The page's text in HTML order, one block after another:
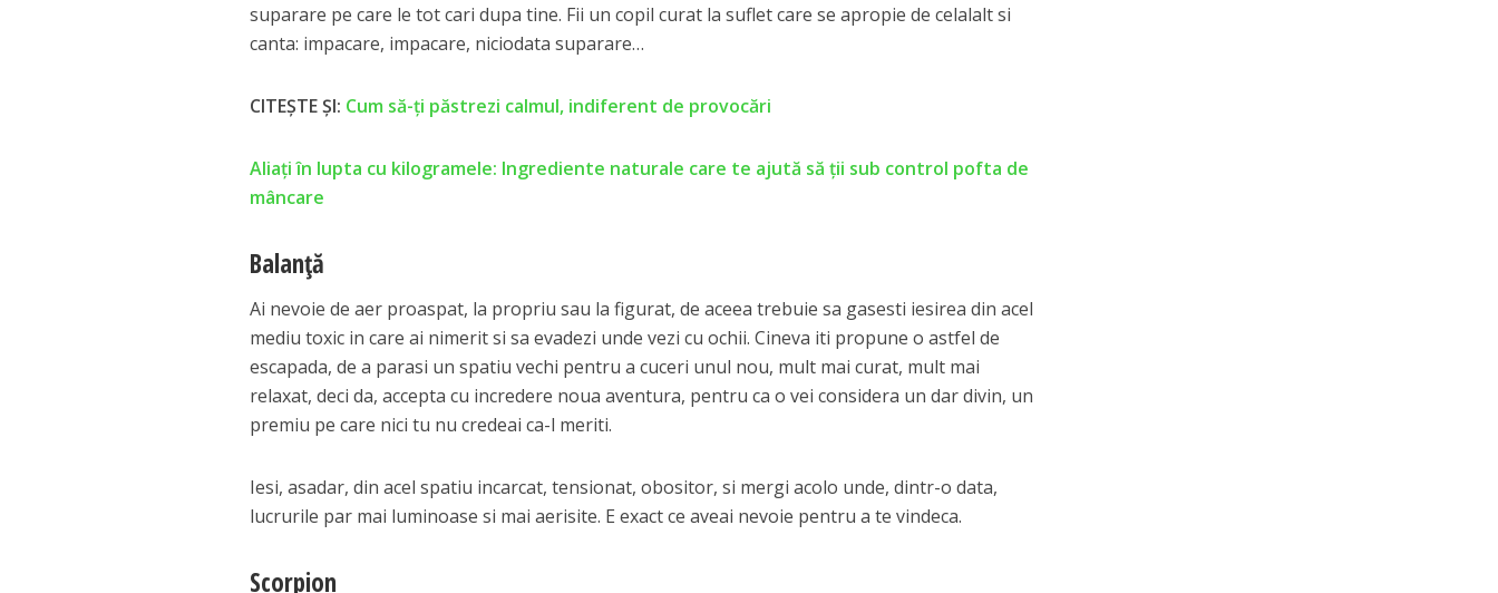
suparare pe care le tot cari dupa tine. Fii un copil curat la suflet care se apropie de celalalt si
canta: impacare, impacare, niciodata suparare…
CITEȘTE ȘI: Cum să-ți păstrezi calmul, indiferent de provocări
Aliaţi în lupta cu kilogramele: Ingrediente naturale care te ajută să ţii sub control pofta de
mâncare
Balanță
Ai nevoie de aer proaspat, la propriu sau la figurat, de aceea trebuie sa gasesti iesirea din acel
mediu toxic in care ai nimerit si sa evadezi unde vezi cu ochii. Cineva iti propune o astfel de
escapada, de a parasi un spatiu vechi pentru a cuceri unul nou, mult mai curat, mult mai
relaxat, deci da, accepta cu incredere noua aventura, pentru ca o vei considera un dar divin, un
premiu pe care nici tu nu credeai ca-l meriti.
Iesi, asadar, din acel spatiu incarcat, tensionat, obositor, si mergi acolo unde, dintr-o data,
lucrurile par mai luminoase si mai aerisite. E exact ce aveai nevoie pentru a te vindeca.
Scorpion